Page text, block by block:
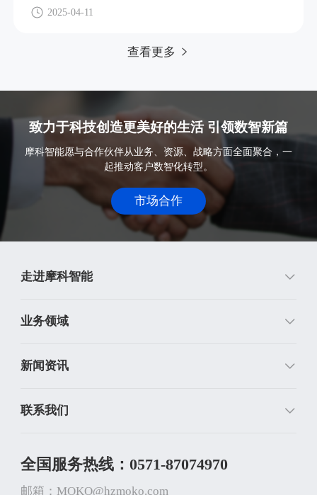
2025-04-11
查看更多
致力于科技创造更美好的生活 引领数智新篇
摩科智能愿与合作伙伴从业务、资源、战略方面全面聚合，一
起推动客户数智化转型。
市场合作
走进摩科智能
业务领域
新闻资讯
联系我们
全国服务热线：0571-87074970
邮箱：MOKO@hzmoko.com